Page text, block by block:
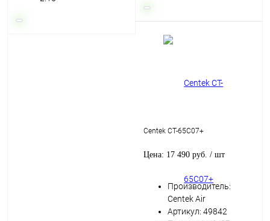
Centek CT-65C07+
Цена: 17 490 руб. / шт
Производитель:
Centek Air
Артикул: 49842